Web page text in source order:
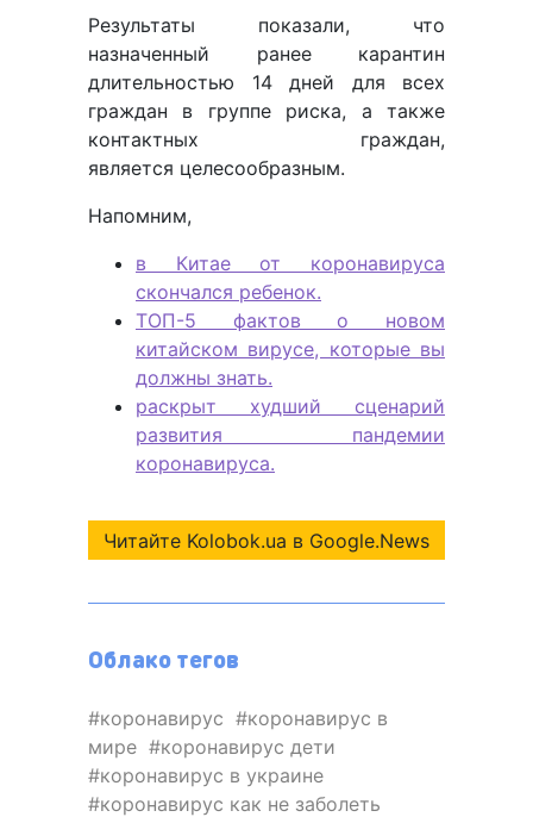
Результаты показали, что
назначенный ранее карантин
длительностью 14 дней для всех
граждан в группе риска, а также
контактных граждан,
является целесообразным.
Напомним,
в Китае от коронавируса
скончался ребенок.
ТОП-5 фактов о новом
китайском вирусе, которые вы
должны знать.
раскрыт худший сценарий
развития пандемии
коронавируса.
Читайте Kolobok.ua в Google.News
Облако тегов
коронавирус
коронавирус в
мире
коронавирус дети
коронавирус в украине
коронавирус как не заболеть